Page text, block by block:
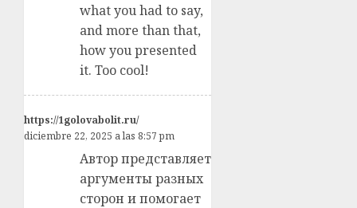
what you had to say,
and more than that,
how you presented
it. Too cool!
https://1golovabolit.ru/
diciembre 22, 2025 a las 8:57 pm
Автор представляет
аргументы разных
сторон и помогает